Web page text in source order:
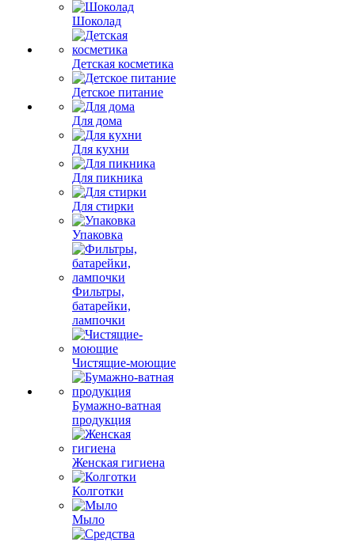
Шоколад
Детская косметика
Детское питание
Для дома
Для кухни
Для пикника
Для стирки
Упаковка
Фильтры,
батарейки,
лампочки
Чистящие-моющие
Бумажно-ватная
продукция
Женская гигиена
Колготки
Мыло